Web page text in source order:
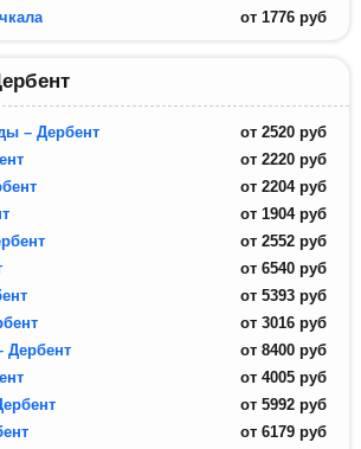
от 1776 руб
– Дербент от 2520 руб
от 2220 руб
от 2204 руб
от 1904 руб
от 2552 руб
от 6540 руб
от 5393 руб
от 3016 руб
Дербент
от 8400 руб
от 4005 руб
от 5992 руб
от 6179 руб